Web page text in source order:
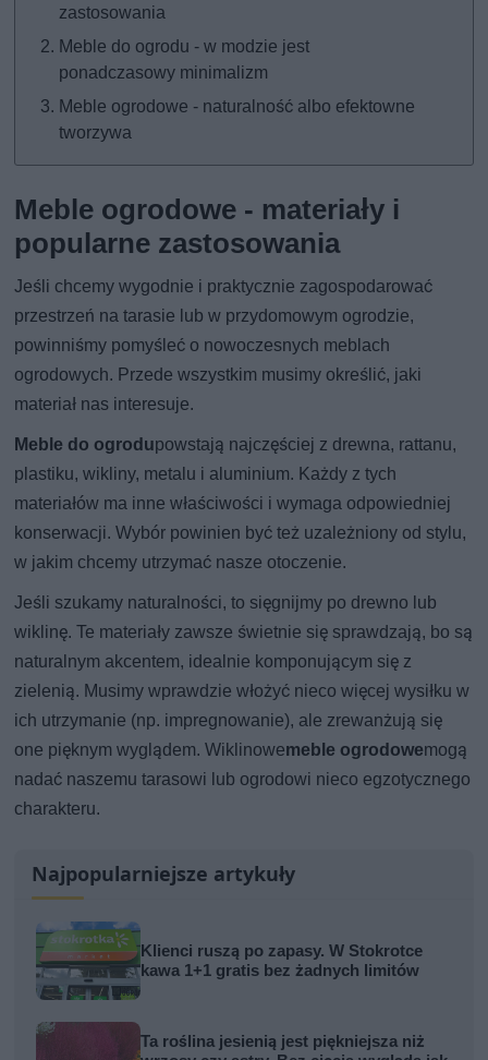
zastosowania
Meble do ogrodu - w modzie jest
ponadczasowy minimalizm
Meble ogrodowe - naturalność albo efektowne
tworzywa
Meble ogrodowe - materiały i
popularne zastosowania
Jeśli chcemy wygodnie i praktycznie zagospodarować
przestrzeń na tarasie lub w przydomowym ogrodzie,
powinniśmy pomyśleć o nowoczesnych meblach
ogrodowych. Przede wszystkim musimy określić, jaki
materiał nas interesuje.
Meble do ogrodupowstają najczęściej z drewna, rattanu,
plastiku, wikliny, metalu i aluminium. Każdy z tych
materiałów ma inne właściwości i wymaga odpowiedniej
konserwacji. Wybór powinien być też uzależniony od stylu,
w jakim chcemy utrzymać nasze otoczenie.
Jeśli szukamy naturalności, to sięgnijmy po drewno lub
wiklinę. Te materiały zawsze świetnie się sprawdzają, bo są
naturalnym akcentem, idealnie komponującym się z
zielenią. Musimy wprawdzie włożyć nieco więcej wysiłku w
ich utrzymanie (np. impregnowanie), ale zrewanżują się
one pięknym wyglądem. Wiklinowemeble ogrodowemogą
nadać naszemu tarasowi lub ogrodowi nieco egzotycznego
charakteru.
Najpopularniejsze artykuły
Klienci ruszą po zapasy. W Stokrotce
kawa 1+1 gratis bez żadnych limitów
Ta roślina jesienią jest piękniejsza niż